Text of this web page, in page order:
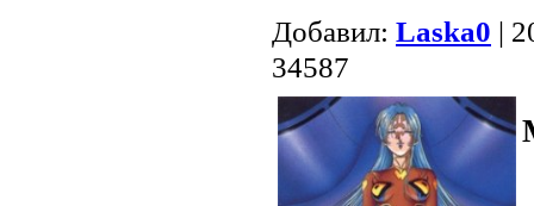
Добавил: Lаska0 |
34587